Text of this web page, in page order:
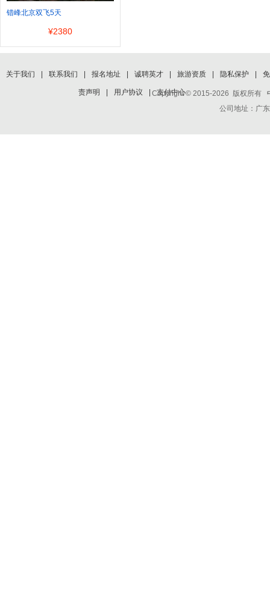
错峰北京双飞5天
¥2380
关于我们 联系我们 报名地址 诚聘英才 旅游资质 隐私保护 免
责声明 用户协议 支付中心
Copyright © 2015-2026 版权所有
公司地址：广